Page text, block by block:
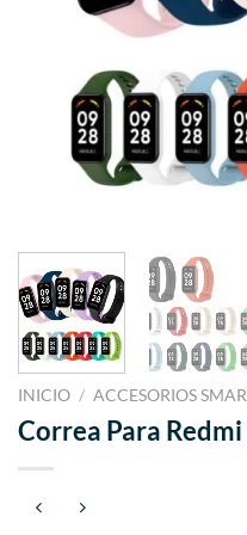
INICIO / ACCESORIOS
Correa Para